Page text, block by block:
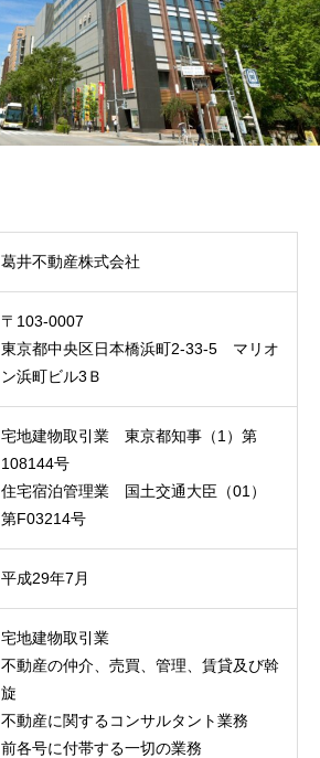
葛井不動産株式会社
〒103-0007
東京都中央区日本橋浜町2-33-5 マリオ
ン浜町ビル3Ｂ
宅地建物取引業 東京都知事（1）第
108144号
住宅宿泊管理業 国土交通大臣（01）
第F03214号
平成29年7月
宅地建物取引業
不動産の仲介、売買、管理、賃貸及び斡
旋
不動産に関するコンサルタント業務
前各号に付帯する一切の業務